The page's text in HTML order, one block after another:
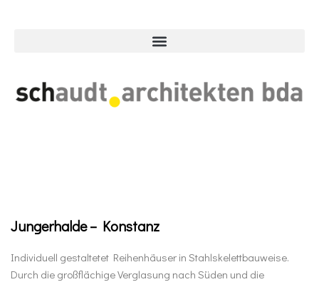
Jungerhalde – Konstanz
Individuell gestaltetet Reihenhäuser in Stahlskelettbauweise.
Durch die großflächige Verglasung nach Süden und die